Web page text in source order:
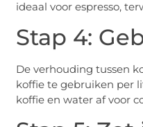
ideaal voor espresso,
Stap 4:
De verhouding tussen
koffie te gebruiken per
koffie en water af voor